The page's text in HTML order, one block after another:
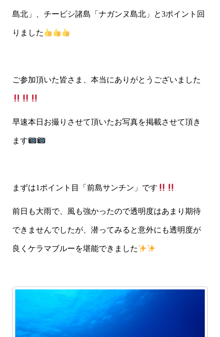
島北」、チービシ諸島「ナガンヌ島北」と3ポイント回
りました
ご参加頂いた皆さま、本当にありがとうございました
早速本日お撮りさせて頂いたお写真を掲載させて頂き
ます
まずは1ポイント目「前島サンチン」です
前日も大雨で、風も強かったので透明度はあまり期待
できませんでしたが、潜ってみると意外にも透明度が
良くケラマブルーを堪能できました